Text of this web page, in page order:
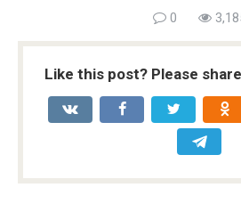
0
Like this post? Please